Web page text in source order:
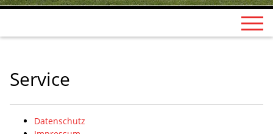
Service
Datenschutz